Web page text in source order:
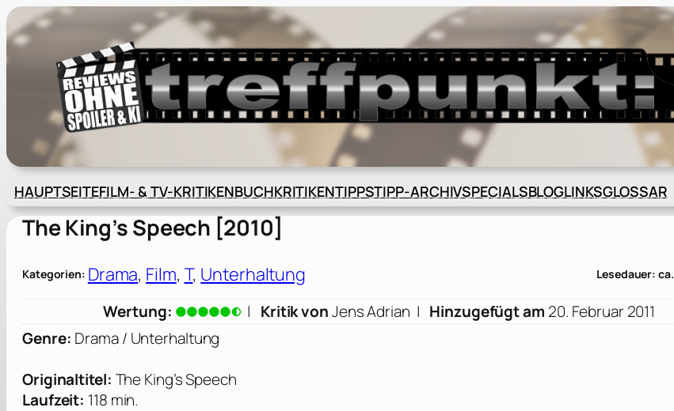
Zum
Inhalt
springen
HAUPTSEITEFILM- & TV-KRITIKENBUCHKRITIKENTIPPSTIPP-ARCHIVSPECIALSBLOGLINKSGLOSSAR
The King’s Speech [2010]
Kategorien: Drama, Film, T, Unterhaltung Lesedauer: ca.
Wertung: | Kritik vonJens Adrian | Hinzugefügt am 20. Februar 2011
Genre: Drama / Unterhaltung
Originaltitel: The King’s Speech
Laufzeit: 118 min.